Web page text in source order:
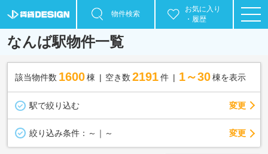
物件検索
お気に入り
・履歴
なんば駅物件一覧
該当物件数 1600棟 空き数 2191 件 1～30 棟を表示
駅で絞り込む 変更
絞り込み条件： ～｜～ 変更